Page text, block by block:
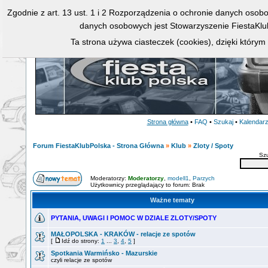
Strona główna • FAQ • Szukaj • Kalendarz
Forum FiestaKlubPolska - Strona Główna » Klub » Zloty / Spoty
Moderatorzy: Moderatorzy modell1
Parzych
Użytkownicy przeglądający to forum: Brak
Ważne tematy
PYTANIA, UWAGI I POMOC W DZIALE ZLOTY/SPOTY
MAŁOPOLSKA - KRAKÓW - relacje ze spotów
[ Idź do strony: 1 3 4 5 ]
Spotkania Warmińsko - Mazurskie
czyli relacje ze spotów
Zgodnie z art. 13 ust. 1 i 2 Rozporządzenia o ochronie danych
danych osobowych jest Stowarzyszenie
Ta strona używa ciasteczek (cookies), dzięki